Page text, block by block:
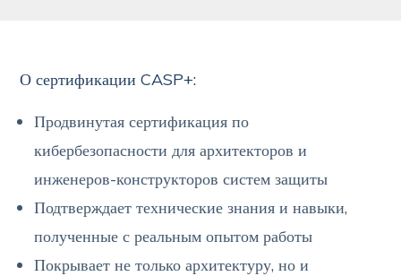
О сертификации CASP+:
Продвинутая сертификация по
кибербезопасности для архитекторов и
инженеров-конструкторов систем защиты
Подтверждает технические знания и навыки,
полученные с реальным опытом работы
Покрывает не только архитектуру, но и